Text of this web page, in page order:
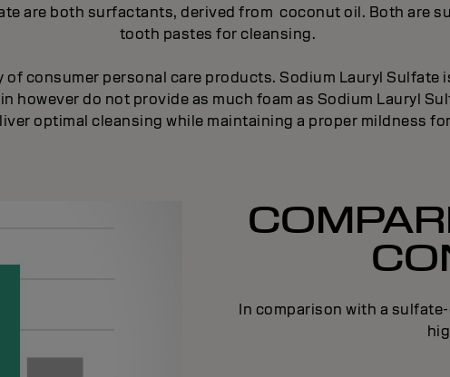
are both surfactants, derived from coconut oil. Both are
tooth pastes for cleansing.
consumer personal care products. Sodium Lauryl
however do not provide as much foam as Sodium Lauryl
optimal cleansing while maintaining a proper mildness
In comparison with a